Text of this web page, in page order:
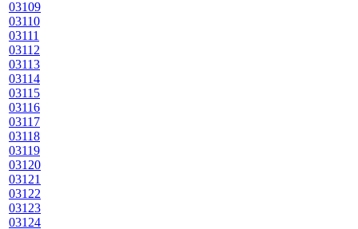
03109
03110
03111
03112
03113
03114
03115
03116
03117
03118
03119
03120
03121
03122
03123
03124